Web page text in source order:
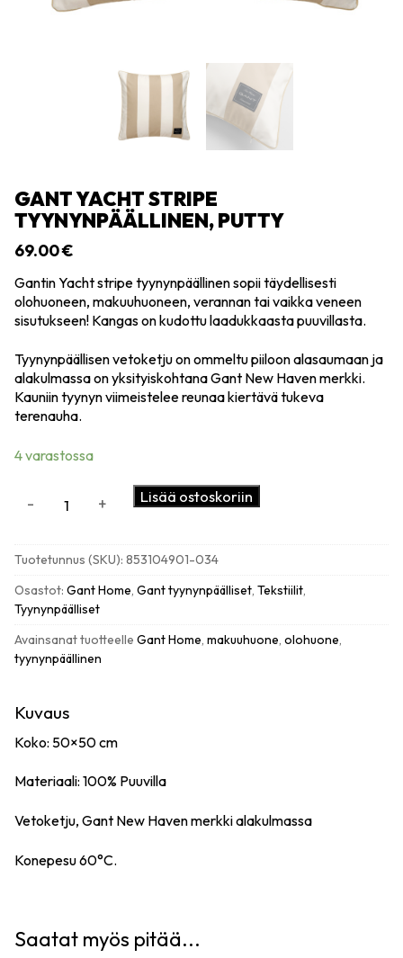
GANT YACHT STRIPE
TYYNYNPÄÄLLINEN, PUTTY
69.00€
Gantin Yacht stripe tyynynpäällinen sopii täydellisesti
olohuoneen, makuuhuoneen, verannan tai vaikka veneen
sisutukseen! Kangas on kudottu laadukkaasta puuvillasta.
Tyynynpäällisen vetoketju on ommeltu piiloon alasaumaan ja
alakulmassa on yksityiskohtana Gant New Haven merkki.
Kauniin tyynyn viimeistelee reunaa kiertävä tukeva
terenauha.
4 varastossa
tyynynpäällinen,
putty
määrä
- + Lisää ostoskoriin
Tuotetunnus (SKU): 853104901-034
Osastot: Gant Home, Gant tyynynpäälliset, Tekstiilit,
Tyynynpäälliset
Avainsanat tuotteelle Gant Home, makuuhuone, olohuone,
tyynynpäällinen
Kuvaus
Koko: 50×50 cm
Materiaali: 100% Puuvilla
Vetoketju, Gant New Haven merkki alakulmassa
Konepesu 60°C.
Saatat myös pitää...